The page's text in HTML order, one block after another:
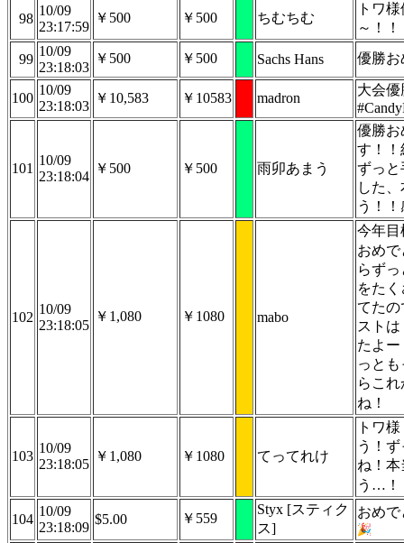
98
10/09
23:17:59
￥500 ￥500 ちむちむ
トワ
～！！
99
10/09
23:18:03
￥500 ￥500 Sachs Hans 優勝お
100
10/09
23:18:03
￥10,583 ￥10583 madron
大会
101
10/09
23:18:04
￥500 ￥500 雨卯あまう
優勝お
す！！
ずっと
した
う！
102
10/09
23:18:05
￥1,080 ￥1080 mabo
今年目
おめで
らず
をた
てたの
スト
たよ
っと
らこ
ね！
103
10/09
23:18:05
￥1,080 ￥1080 てってれけ
トワ
う！
ね！
う…！
104
10/09
23:18:09
$5.00 ￥559
Styx [スティク
ス]
おめ